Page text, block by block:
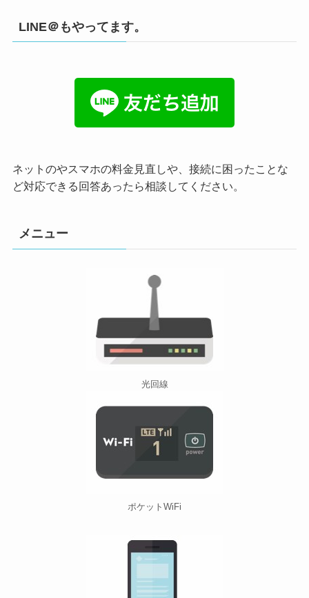
LINE＠もやってます。
ネットのやスマホの料金見直しや、接続に困ったことな
ど対応できる回答あったら相談してください。
メニュー
光回線
ポケットWiFi